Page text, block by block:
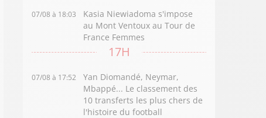
07/08 à 18:03
Kasia Niewiadoma s'impose
au Mont Ventoux au Tour de
France Femmes
17H
07/08 à 17:52
Yan Diomandé, Neymar,
Mbappé... Le classement des
10 transferts les plus chers de
l'histoire du football